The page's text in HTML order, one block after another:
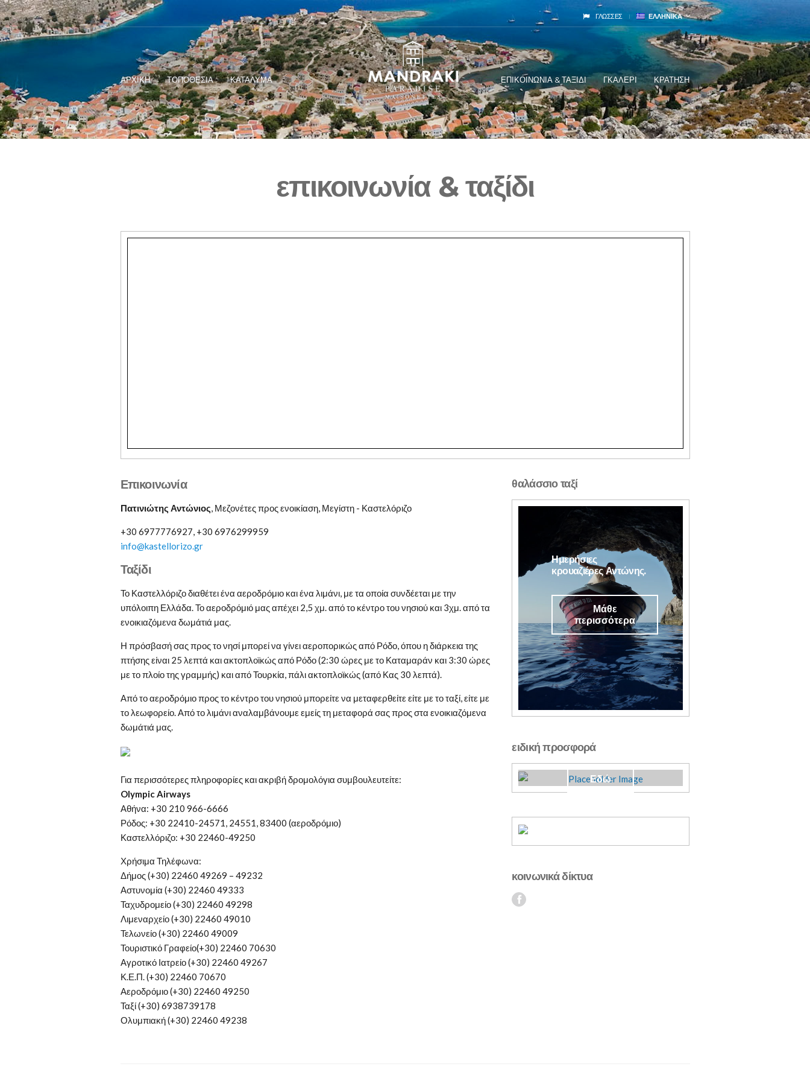
ΓΛΩΣΣΕΣ ΕΛΛΗΝΙΚΑ
ΑΡΧΙΚΗ ΤΟΠΟΘΕΣΙΑ ΚΑΤΑΛΥΜΑ ΕΠΙΚΟΙΝΩΝΙΑ & ΤΑΞΙΔΙ ΓΚΑΛΕΡΙ ΚΡΑΤΗΣΗ
επικοινωνία & ταξίδι
Επικοινωνία
Πατινιώτης Αντώνιος, Μεζονέτες προς ενοικίαση, Μεγίστη - Καστελόριζο
+30 6977776927, +30 6976299959
info@kastellorizo.gr
Ταξίδι
Το Καστελλόριζο διαθέτει ένα αεροδρόμιο και ένα λιμάνι, με τα οποία συνδέεται με την
υπόλοιπη Ελλάδα. Το αεροδρόμιό μας απέχει 2,5 χμ. από το κέντρο του νησιού και 3χμ. από τα
ενοικιαζόμενα δωμάτιά μας.
Η πρόσβασή σας προς το νησί μπορεί να γίνει αεροπορικώς από Ρόδο, όπου η διάρκεια της
πτήσης είναι 25 λεπτά και ακτοπλοϊκώς από Ρόδο (2:30 ώρες με το Καταμαράν και 3:30 ώρες
με το πλοίο της γραμμής) και από Τουρκία, πάλι ακτοπλοϊκώς (από Κας 30 λεπτά).
Από το αεροδρόμιο προς το κέντρο του νησιού μπορείτε να μεταφερθείτε είτε με το ταξί, είτε με
το λεωφορείο. Από το λιμάνι αναλαμβάνουμε εμείς τη μεταφορά σας προς στα ενοικιαζόμενα
δωμάτιά μας.
Για περισσότερες πληροφορίες και ακριβή δρομολόγια συμβουλευτείτε:
Olympic Airways
Αθήνα: +30 210 966-6666
Ρόδος: +30 22410-24571, 24551, 83400 (αεροδρόμιο)
Καστελλόριζο: +30 22460-49250
Χρήσιμα Τηλέφωνα:
Δήμος (+30) 22460 49269 – 49232
Αστυνομία (+30) 22460 49333
Ταχυδρομείο (+30) 22460 49298
Λιμεναρχείο (+30) 22460 49010
Τελωνείο (+30) 22460 49009
Τουριστικό Γραφείο(+30) 22460 70630
Αγροτικό Ιατρείο (+30) 22460 49267
Κ.Ε.Π. (+30) 22460 70670
Αεροδρόμιο (+30) 22460 49250
Ταξί (+30) 6938739178
Ολυμπιακή (+30) 22460 49238
θαλάσσιο ταξί
Ημερήσιες
κρουαζιέρες Αντώνης.
Μάθε
περισσότερα
ειδική προσφορά
Εδώ
κοινωνικά δίκτυα